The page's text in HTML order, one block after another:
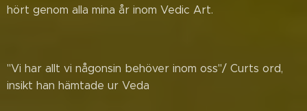
hört genom alla mina år inom Vedic Art.
"Vi har allt vi någonsin behöver inom oss"/ Curts ord,
insikt han hämtade ur Veda